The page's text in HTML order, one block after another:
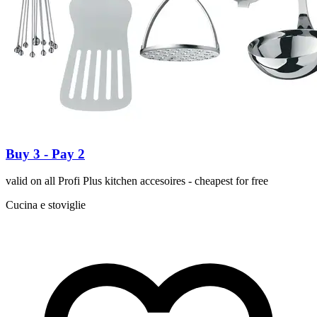
Buy 3 - Pay 2
valid on all Profi Plus kitchen accesoires - cheapest for free
Cucina e stoviglie